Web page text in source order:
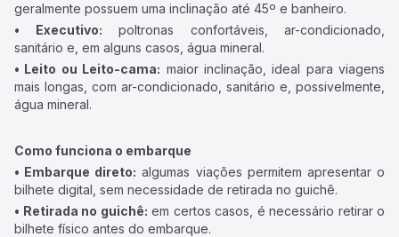
geralmente possuem uma inclinação até 45º e banheiro.
• Executivo: poltronas confortáveis, ar-condicionado,
sanitário e, em alguns casos, água mineral.
• Leito ou Leito-cama: maior inclinação, ideal para viagens
mais longas, com ar-condicionado, sanitário e, possivelmente,
água mineral.
Como funciona o embarque
• Embarque direto: algumas viações permitem apresentar o
bilhete digital, sem necessidade de retirada no guichê.
• Retirada no guichê: em certos casos, é necessário retirar o
bilhete físico antes do embarque.